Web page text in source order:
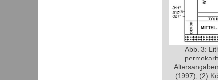
Abb. 3:
(1997); (2)